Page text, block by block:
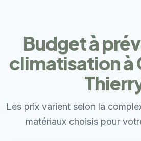
Budget à
climatisation à
Les prix varient selon la
matériaux choisis pour